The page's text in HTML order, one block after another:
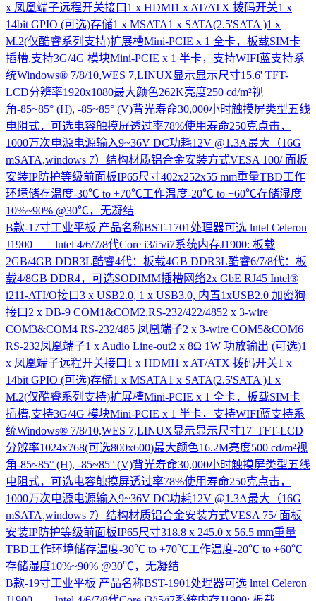
x 凤凰端子远程开关接口1 x HDMI1 x AT/ATX 拨码开关1 x
14bit GPIO (可选)存储1 x MSATA1 x SATA(2.5'SATA )1 x
M.2(仅酷睿系列支持)扩展槽Mini-PCIE x 1 全卡，板载SIM卡
插槽,支持3G/4G 模块Mini-PCIE x 1 半卡，支持WIFI蓝支持系
统Windows® 7/8/10,WES 7,LINUX显示显示尺寸15.6' TFT-
LCD分辨率1920x1080最大颜色262K亮度250 cd/m²视
角-85~85° (H), -85~85° (V)背光寿命30,000小时触摸屏类型五线
电阻式，可选电容触摸屏透过率78%使用寿命250克点击，
1000万次电源电源输入9~36V DC功耗12V @1.3A最大（16G
mSATA,windows 7）结构材质铝合金安装方式VESA 100/ 面板
安装IP防护等级前面板IP65尺寸402x252x55 mm重量TBD工作
环境储存温度-30℃ to +70℃工作温度-20℃ to +60℃存储湿度
10%~90% @30℃，无凝结
B款-17寸工业平板 产品名称BST-1701处理器可选 lntel Celeron
J1900 lntel 4/6/7/8代Core i3/i5/i7系统内存J1900: 板载
2GB/4GB DDR3L酷睿4代：板载4GB DDR3L酷睿6/7/8代：板
载4/8GB DDR4，可选SODIMM插槽网络2x GbE RJ45 Intel®
i211-ATI/O接口3 x USB2.0, 1 x USB3.0, 内置1xUSB2.0 加密狗
接口2 x DB-9 COM1&COM2,RS-232/422/4852 x 3-wire
COM3&COM4 RS-232/485 凤凰端子2 x 3-wire COM5&COM6
RS-232凤凰端子1 x Audio Line-out2 x 8Ω 1W 功放输出 (可选)1
x 凤凰端子远程开关接口1 x HDMI1 x AT/ATX 拨码开关1 x
14bit GPIO (可选)存储1 x MSATA1 x SATA(2.5'SATA )1 x
M.2(仅酷睿系列支持)扩展槽Mini-PCIE x 1 全卡，板载SIM卡
插槽,支持3G/4G 模块Mini-PCIE x 1 半卡，支持WIFI蓝支持系
统Windows® 7/8/10,WES 7,LINUX显示显示尺寸17' TFT-LCD
分辨率1024x768(可选800x600)最大颜色16.2M亮度500 cd/m²视
角-85~85° (H), -85~85° (V)背光寿命30,000小时触摸屏类型五线
电阻式，可选电容触摸屏透过率78%使用寿命250克点击，
1000万次电源电源输入9~36V DC功耗12V @1.3A最大（16G
mSATA,windows 7）结构材质铝合金安装方式VESA 75/ 面板
安装IP防护等级前面板IP65尺寸318.8 x 245.0 x 56.5 mm重量
TBD工作环境储存温度-30℃ to +70℃工作温度-20℃ to +60℃
存储湿度10%~90% @30℃，无凝结
B款-19寸工业平板 产品名称BST-1901处理器可选 lntel Celeron